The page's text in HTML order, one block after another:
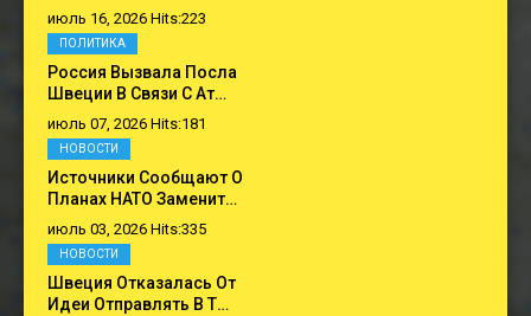
июль 16, 2026 Hits:223
Россия Вызвала Посла
Швеции В Связи С Ат…
июль 07, 2026 Hits:181
ПОЛИТИКА
Источники Сообщают О
Планах НАТО Заменит…
июль 03, 2026 Hits:335
НОВОСТИ
Швеция Отказалась От
Идеи Отправлять В Т…
НОВОСТИ